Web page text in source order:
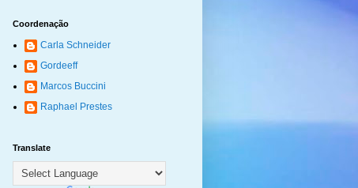
Coordenação
Carla Schneider
Gordeeff
Marcos Buccini
Raphael Prestes
Translate